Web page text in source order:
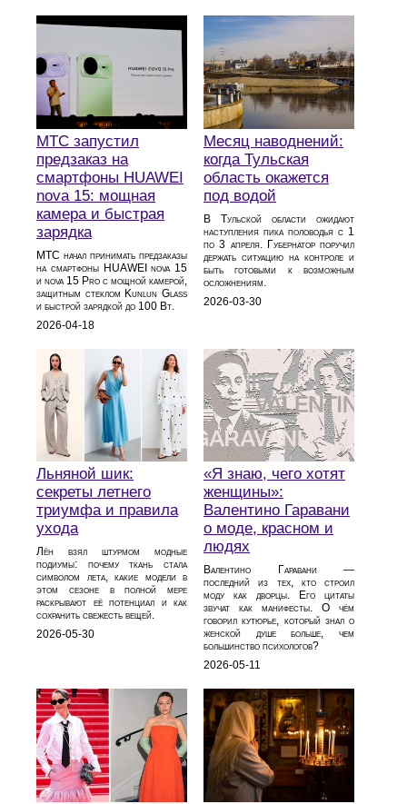
МТС запустил
предзаказ на
смартфоны HUAWEI
nova 15: мощная
камера и быстрая
зарядка
МТС начал принимать предзаказы
на смартфоны HUAWEI nova 15
и nova 15 Pro с мощной камерой,
защитным стеклом Kunlun Glass
и быстрой зарядкой до 100 Вт.
2026-04-18
Месяц наводнений:
когда Тульская
область окажется
под водой
В Тульской области ожидают
наступления пика половодья с 1
по 3 апреля. Губернатор поручил
держать ситуацию на контроле и
быть готовыми к возможным
осложнениям.
2026-03-30
Льняной шик:
секреты летнего
триумфа и правила
ухода
Лён взял штурмом модные
подиумы: почему ткань стала
символом лета, какие модели в
этом сезоне в полной мере
раскрывают её потенциал и как
сохранить свежесть вещей.
2026-05-30
«Я знаю, чего хотят
женщины»:
Валентино Гаравани
о моде, красном и
людях
Валентино Гаравани —
последний из тех, кто строил
моду как дворцы. Его цитаты
звучат как манифесты. О чём
говорил кутюрье, который знал о
женской душе больше, чем
большинство психологов?
2026-05-11